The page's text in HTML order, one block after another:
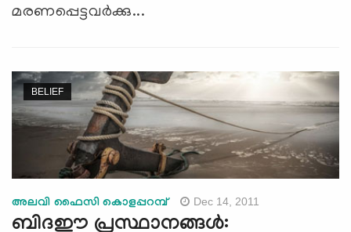
മരണപ്പെട്ടവര്‍ക്കു...
BELIEF
അലവി ഫൈസി കൊളപ്പറമ്പ് Dec 14, 2011
ബിദഈ പ്രസ്ഥാനങ്ങള്‍: